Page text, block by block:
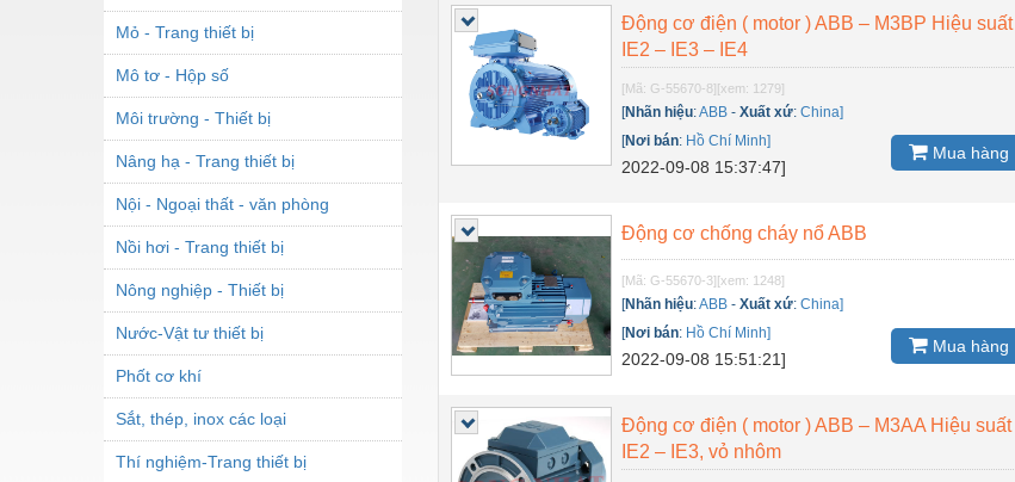
Mỏ - Trang thiết bị
Mô tơ - Hộp số
Môi trường - Thiết bị
Nâng hạ - Trang thiết bị
Nội - Ngoại thất - văn phòng
Nồi hơi - Trang thiết bị
Nông nghiệp - Thiết bị
Nước-Vật tư thiết bị
Phốt cơ khí
Sắt, thép, inox các loại
Thí nghiệm-Trang thiết bị
Động cơ điện ( motor ) ABB – M3BP Hiệu suất
IE2 – IE3 – IE4
[Mã: G-55670-8] [xem: 1279]
[Nhãn hiệu:ABB -Xuất xứ:China]
[Nơi bán: Hồ Chí Minh]
2022-09-08 15:37:47]
Mua hàng
Động cơ chống cháy nổ ABB
[Mã: G-55670-3] [xem: 1248]
[Nhãn hiệu:ABB -Xuất xứ:China]
[Nơi bán: Hồ Chí Minh]
2022-09-08 15:51:21]
Mua hàng
Động cơ điện ( motor ) ABB – M3AA Hiệu suất
IE2 – IE3, vỏ nhôm